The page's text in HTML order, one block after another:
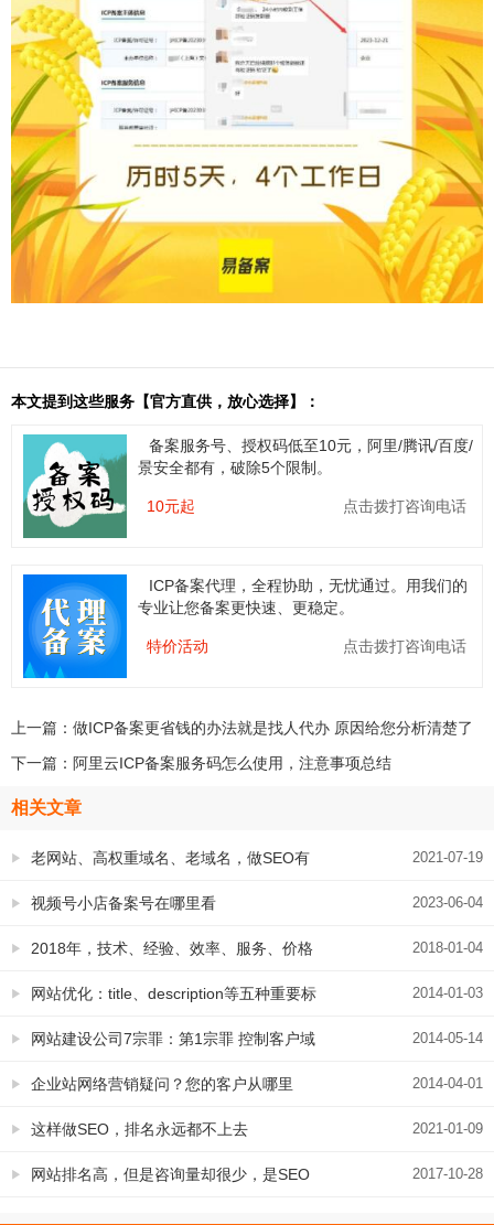
本文提到这些服务【官方直供，放心选择】：
备案服务号、授权码低至10元，阿里/腾讯/百度/
景安全都有，破除5个限制。
10元起 点击拨打咨询电话
ICP备案代理，全程协助，无忧通过。用我们的
专业让您备案更快速、更稳定。
特价活动 点击拨打咨询电话
上一篇： 做ICP备案更省钱的办法就是找人代办 原因给您分析清楚了
下一篇： 阿里云ICP备案服务码怎么使用，注意事项总结
相关文章
2021-07-19
老网站、高权重域名、老域名，做SEO有
哪些优势，应该怎样操作 2023-06-04
视频号小店备案号在哪里看
2018-01-04
2018年，技术、经验、效率、服务、价格
都不是永易搜科技的特色，诚信才是 2014-01-03
网站优化：title、description等五种重要标
签使用原则和运用方法 2014-05-14
网站建设公司7宗罪：第1宗罪 控制客户域
名管理账号 2014-04-01
企业站网络营销疑问？您的客户从哪里
来？ 2021-01-09
这样做SEO，排名永远都不上去
2017-10-28
网站排名高，但是咨询量却很少，是SEO